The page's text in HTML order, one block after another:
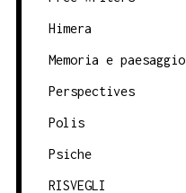
Himera
Memoria e paesaggio
Perspectives
Polis
Psiche
RISVEGLI